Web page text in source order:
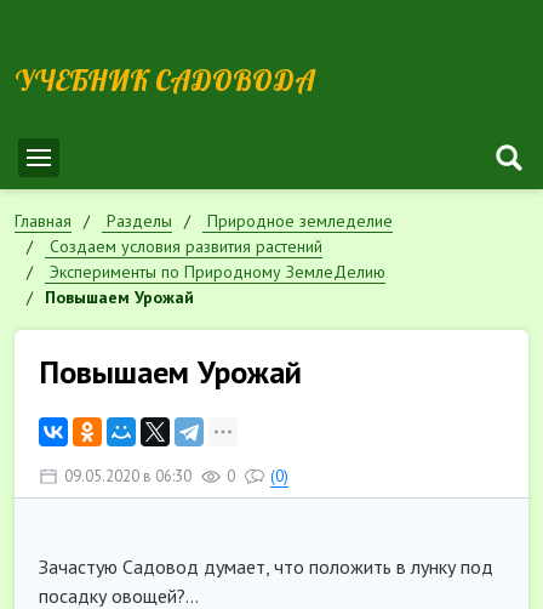
УЧЕБНИК САДОВОДА
Главная Разделы
Природное земледелие
Cоздаем условия развития растений
Эксперименты по Природному ЗемлеДелию
Повышаем Урожай
Повышаем Урожай
09.05.2020 в 06:30 0 (0)
Зачастую Садовод думает, что положить в лунку под
посадку овощей?…